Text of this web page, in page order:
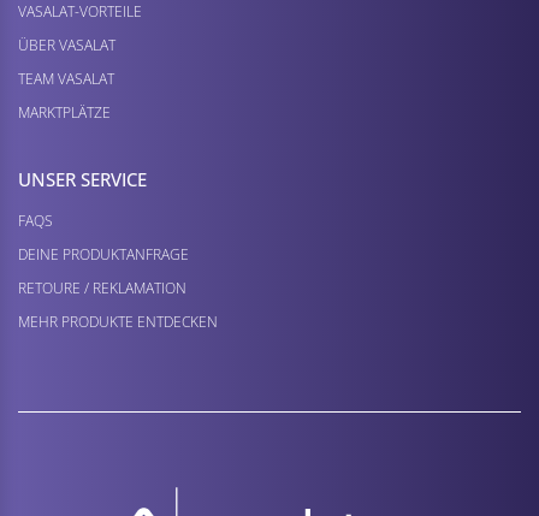
VASALAT-VORTEILE
ÜBER VASALAT
TEAM VASALAT
MARKTPLÄTZE
UNSER SERVICE
FAQS
DEINE PRODUKTANFRAGE
RETOURE / REKLAMATION
MEHR PRODUKTE ENTDECKEN